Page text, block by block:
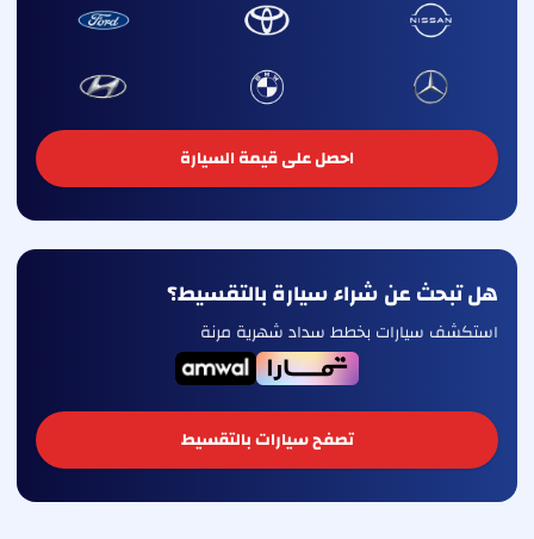
احصل على قيمة السيارة
هل تبحث عن شراء سيارة بالتقسيط؟
استكشف سيارات بخطط سداد شهرية مرنة
تصفح سيارات بالتقسيط